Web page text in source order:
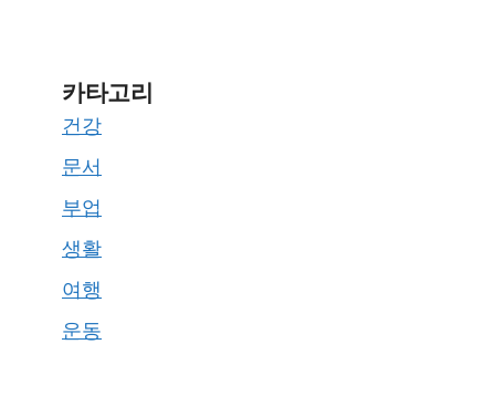
카타고리
건강
문서
부업
생활
여행
운동